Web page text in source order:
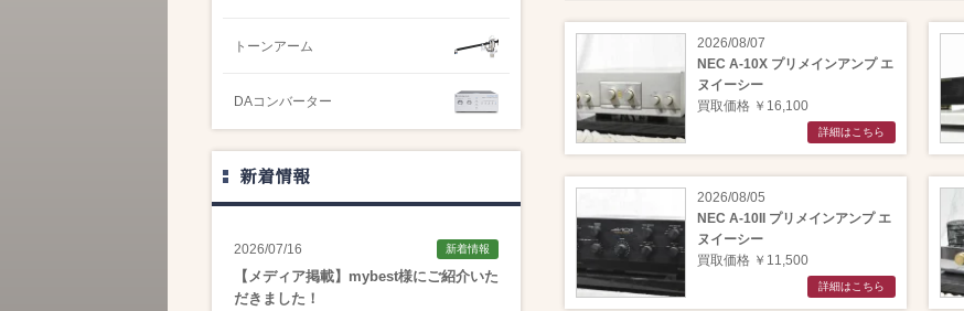
2026/08/07
NEC A-10X プリメインアンプ エ
ヌイーシー
買取価格 ￥16,100
詳細はこちら
2026/08/05
NEC A-10II プリメインアンプ エ
ヌイーシー
買取価格 ￥11,500
詳細はこちら
トーンアーム
DAコンバーター
新着情報
2026/07/16 新着情報
【メディア掲載】mybest様にご紹介いた
だきました！